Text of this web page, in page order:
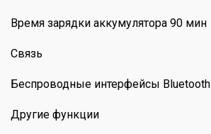
Время зарядки аккумулятора 90 мин
Связь
Беспроводные интерфейсы Bluetooth
Другие функции